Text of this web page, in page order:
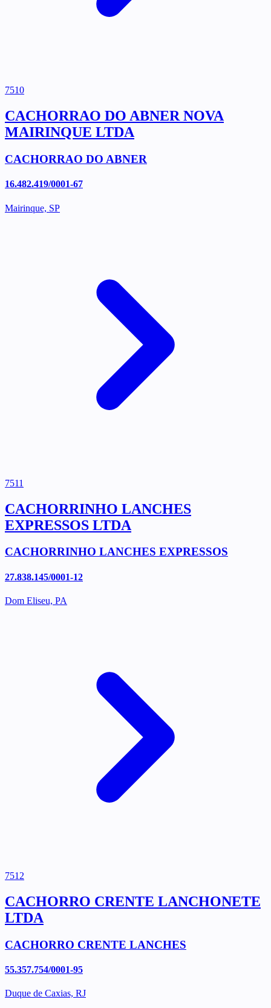
7510
CACHORRAO DO ABNER NOVA
MAIRINQUE LTDA
CACHORRAO DO ABNER
16.482.419/0001-67
Mairinque, SP
7511
CACHORRINHO LANCHES
EXPRESSOS LTDA
CACHORRINHO LANCHES EXPRESSOS
27.838.145/0001-12
Dom Eliseu, PA
7512
CACHORRO CRENTE LANCHONETE
LTDA
CACHORRO CRENTE LANCHES
55.357.754/0001-95
Duque de Caxias, RJ